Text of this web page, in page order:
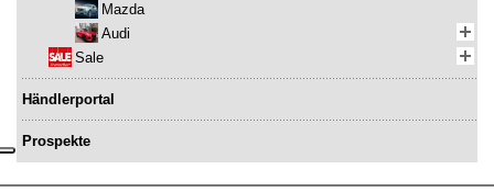
Mazda
Audi
Sale
Händlerportal
Prospekte